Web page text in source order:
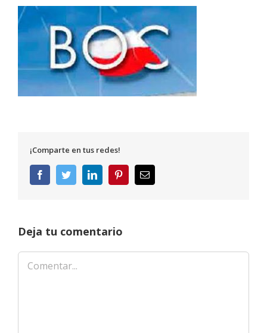
¡Comparte en tus redes!
FacebookTwitterLinkedInPinterestCorreo
electrónico
Deja tu comentario
Comentar